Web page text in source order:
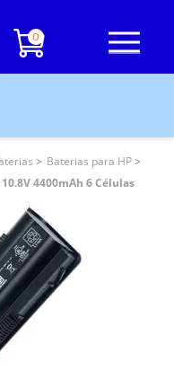
0
Baterias para HP
4400mAh 6 Células